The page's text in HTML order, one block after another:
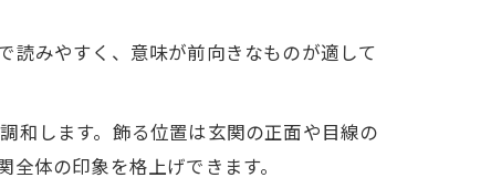
読みやすく、意味が前向きなものが適して
和します。飾る位置は玄関の正面や目線の
体の印象を格上げできます。